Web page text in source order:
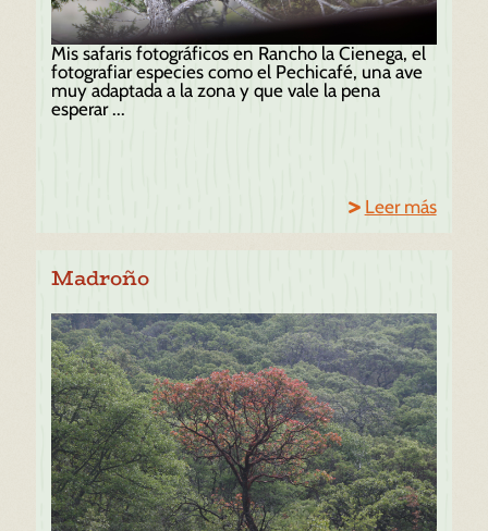
Mis safaris fotográficos en Rancho la Cienega, el
fotografiar especies como el Pechicafé, una ave
muy adaptada a la zona y que vale la pena
esperar ...
Leer más
Madroño